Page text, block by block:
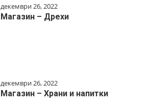
декември 26, 2022
Магазин – Дрехи
декември 26, 2022
Магазин – Храни и напитки